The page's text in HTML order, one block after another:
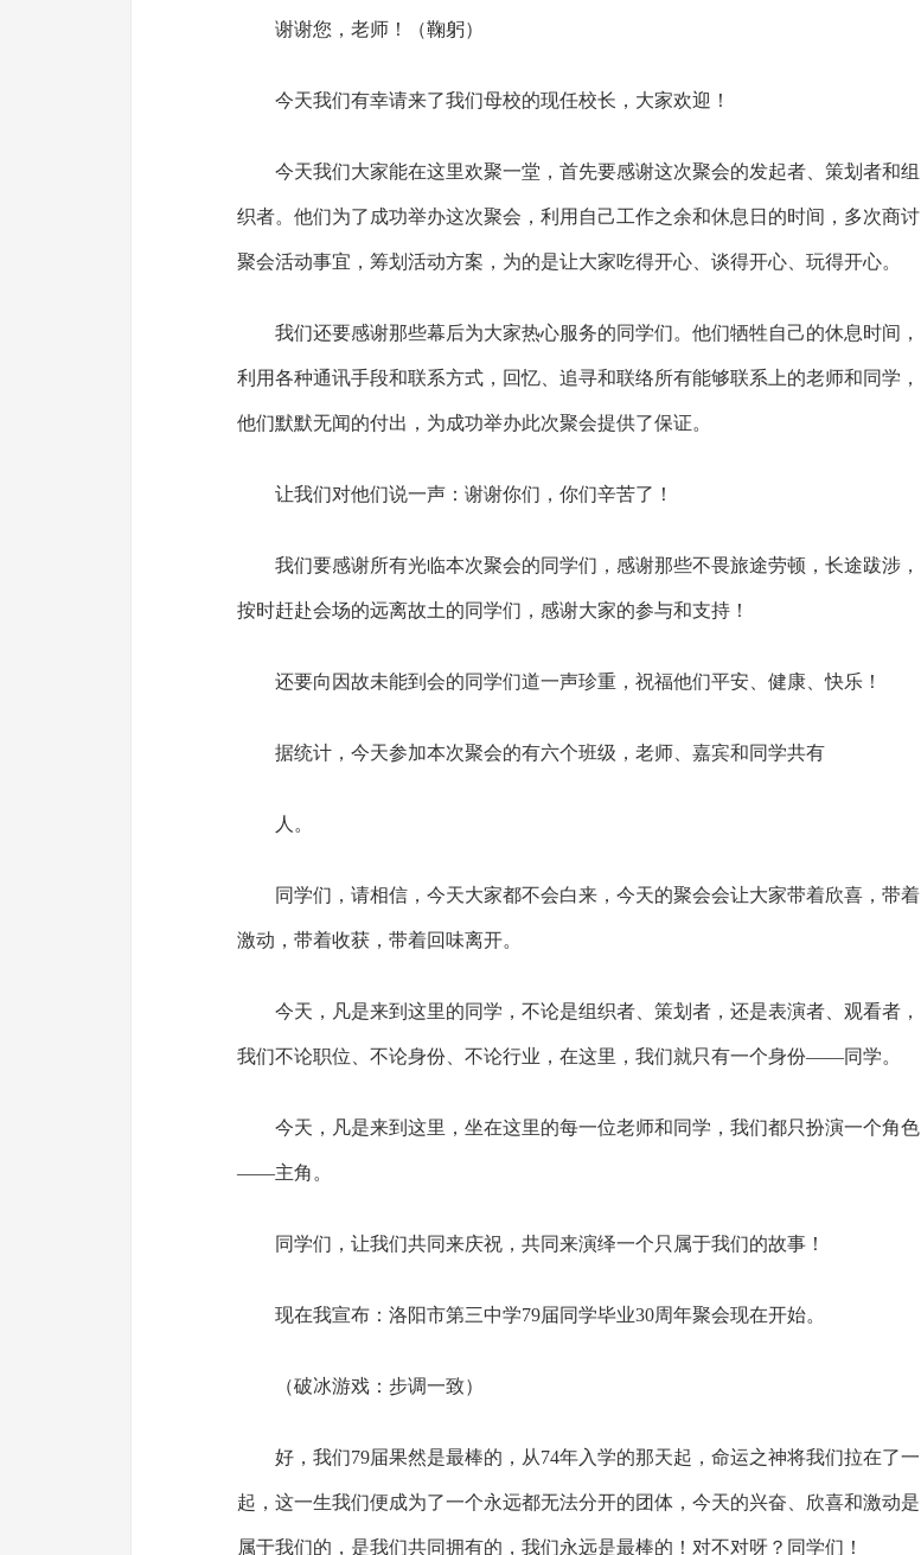
谢谢您，老师！（鞠躬）
今天我们有幸请来了我们母校的现任校长，大家欢迎！
今天我们大家能在这里欢聚一堂，首先要感谢这次聚会的发起者、策划者和组
织者。他们为了成功举办这次聚会，利用自己工作之余和休息日的时间，多次商讨
聚会活动事宜，筹划活动方案，为的是让大家吃得开心、谈得开心、玩得开心。
我们还要感谢那些幕后为大家热心服务的同学们。他们牺牲自己的休息时间，
利用各种通讯手段和联系方式，回忆、追寻和联络所有能够联系上的老师和同学，
他们默默无闻的付出，为成功举办此次聚会提供了保证。
让我们对他们说一声：谢谢你们，你们辛苦了！
我们要感谢所有光临本次聚会的同学们，感谢那些不畏旅途劳顿，长途跋涉，
按时赶赴会场的远离故土的同学们，感谢大家的参与和支持！
还要向因故未能到会的同学们道一声珍重，祝福他们平安、健康、快乐！
据统计，今天参加本次聚会的有六个班级，老师、嘉宾和同学共有
人。
同学们，请相信，今天大家都不会白来，今天的聚会会让大家带着欣喜，带着
激动，带着收获，带着回味离开。
今天，凡是来到这里的同学，不论是组织者、策划者，还是表演者、观看者，
我们不论职位、不论身份、不论行业，在这里，我们就只有一个身份——同学。
今天，凡是来到这里，坐在这里的每一位老师和同学，我们都只扮演一个角色
——主角。
同学们，让我们共同来庆祝，共同来演绎一个只属于我们的故事！
现在我宣布：洛阳市第三中学79届同学毕业30周年聚会现在开始。
（破冰游戏：步调一致）
好，我们79届果然是最棒的，从74年入学的那天起，命运之神将我们拉在了一
起，这一生我们便成为了一个永远都无法分开的团体，今天的兴奋、欣喜和激动是
属于我们的，是我们共同拥有的，我们永远是最棒的！对不对呀？同学们！